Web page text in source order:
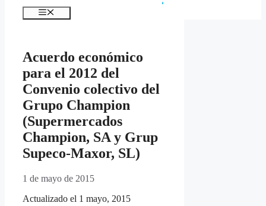
Menú
Acuerdo económico
para el 2012 del
Convenio colectivo del
Grupo Champion
(Supermercados
Champion, SA y Grup
Supeco-Maxor, SL)
1 de mayo de 2015
Actualizado el 1 mayo, 2015